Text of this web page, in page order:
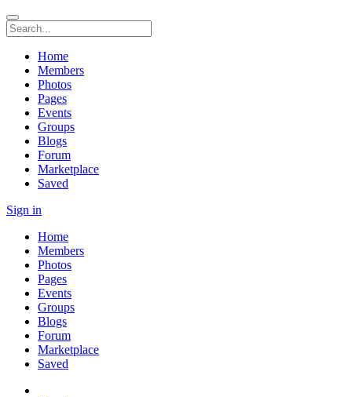
Home
Members
Photos
Pages
Events
Groups
Blogs
Forum
Marketplace
Saved
Sign in
Home
Members
Photos
Pages
Events
Groups
Blogs
Forum
Marketplace
Saved